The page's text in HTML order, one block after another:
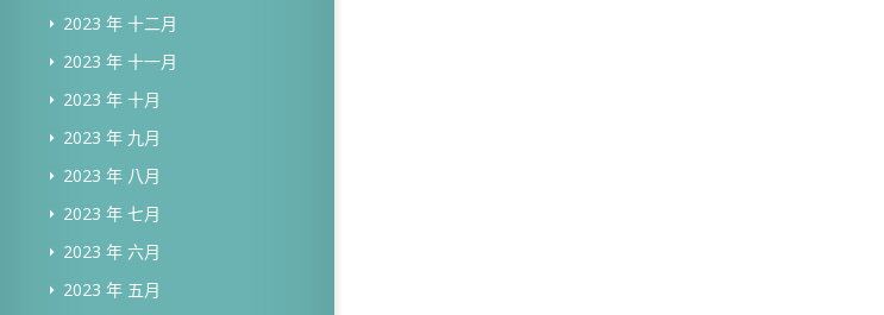
2023 年 十二月
2023 年 十一月
2023 年 十月
2023 年 九月
2023 年 八月
2023 年 七月
2023 年 六月
2023 年 五月